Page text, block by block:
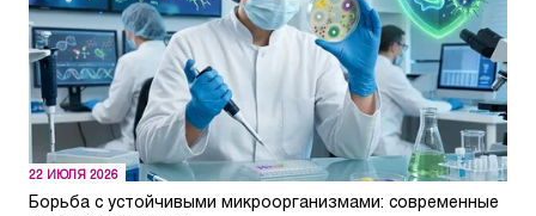
22 ИЮЛЯ 2026
Борьба с устойчивыми микроорганизмами: современные